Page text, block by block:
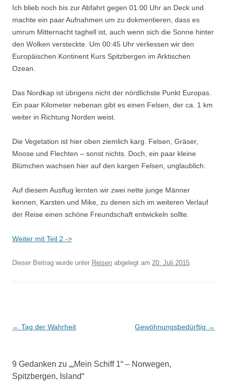
Ich blieb noch bis zur Abfahrt gegen 01:00 Uhr an Deck und
machte ein paar Aufnahmen um zu dokmentieren, dass es
umrum Mitternacht taghell ist, auch wenn sich die Sonne hinter
den Wolken versteckte. Um 00:45 Uhr verliessen wir den
Europäischen Kontinent Kurs Spitzbergen im Arktischen
Ozean.
Das Nordkap ist übrigens nicht der nördlichste Punkt Europas.
Ein paar Kilometer nebenan gibt es einen Felsen, der ca. 1 km
weiter in Richtung Norden weist.
Die Vegetation ist hier oben ziemlich karg. Felsen, Gräser,
Moose und Flechten – sonst nichts. Doch, ein paar kleine
Blümchen wachsen hier auf den kargen Felsen, unglaublich.
Auf diesem Ausflug lernten wir zwei nette junge Männer
kennen, Karsten und Mike, zu denen sich im weiteren Verlauf
der Reise einen schöne Freundschaft entwickeln sollte.
Weiter mit Teil 2 ->
Dieser Beitrag wurde unter Reisen abgelegt am 20. Juli 2015.
Beitrags-
← Tag der Wahrheit Gewöhnungsbedürftig →
9 Gedanken zu „„Mein Schiff 1“ – Norwegen,
Spitzbergen, Island“